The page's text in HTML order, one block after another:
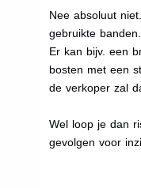
Nee absoluut
gebruikte
Er kan bijv. een
bosten met een
de verkoper zal
Wel loop je dan
gevolgen voor